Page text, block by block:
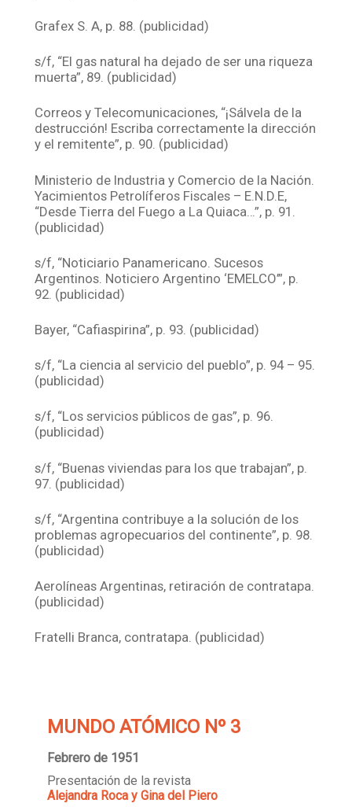
Grafex S. A, p. 88. (publicidad)
s/f, “El gas natural ha dejado de ser una riqueza
muerta”, 89. (publicidad)
Correos y Telecomunicaciones, “¡Sálvela de la
destrucción! Escriba correctamente la dirección
y el remitente”, p. 90. (publicidad)
Ministerio de Industria y Comercio de la Nación.
Yacimientos Petrolíferos Fiscales – E.N.D.E,
“Desde Tierra del Fuego a La Quiaca…”, p. 91.
(publicidad)
s/f, “Noticiario Panamericano. Sucesos
Argentinos. Noticiero Argentino ‘EMELCO’”, p.
92. (publicidad)
Bayer, “Cafiaspirina”, p. 93. (publicidad)
s/f, “La ciencia al servicio del pueblo”, p. 94 – 95.
(publicidad)
s/f, “Los servicios públicos de gas”, p. 96.
(publicidad)
s/f, “Buenas viviendas para los que trabajan”, p.
97. (publicidad)
s/f, “Argentina contribuye a la solución de los
problemas agropecuarios del continente”, p. 98.
(publicidad)
Aerolíneas Argentinas, retiración de contratapa.
(publicidad)
Fratelli Branca, contratapa. (publicidad)
MUNDO ATÓMICO Nº 3
Febrero de 1951
Presentación de la revista
Alejandra Roca y Gina del Piero